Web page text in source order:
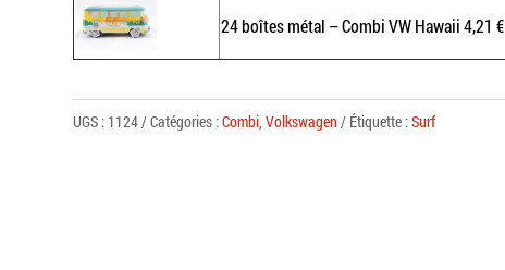
24 boîtes métal – Combi VW Hawaii 4,21 €
UGS : 1124 Catégories :Combi ,Volkswagen Étiquette :Surf